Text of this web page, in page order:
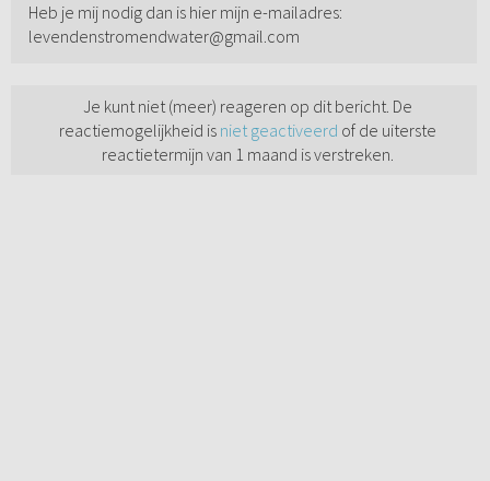
Heb je mij nodig dan is hier mijn e-mailadres:
levendenstromendwater@gmail.com
Je kunt niet (meer) reageren op dit bericht. De
reactiemogelijkheid is niet geactiveerd of de uiterste
reactietermijn van 1 maand is verstreken.